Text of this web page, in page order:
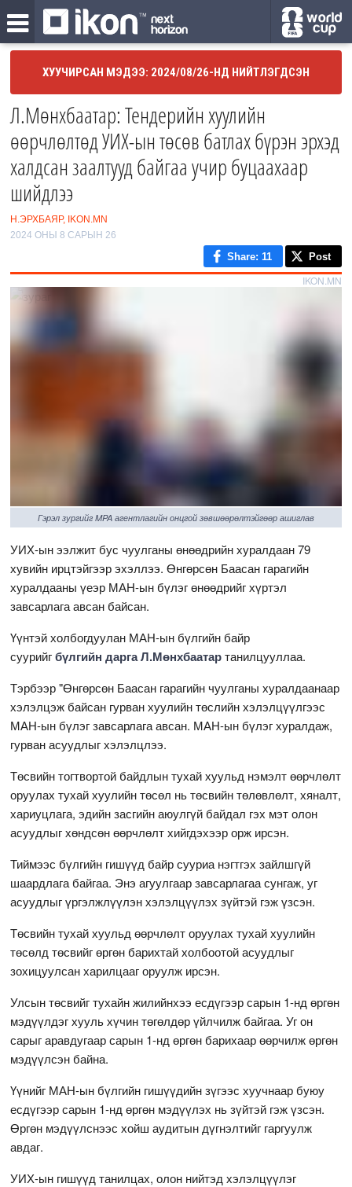
ХУУЧИРСАН МЭДЭЭ: 2024/08/26-НД НИЙТЛЭГДСЭН
Л.Мөнхбаатар: Тендерийн хуулийн
өөрчлөлтөд УИХ-ын төсөв батлах бүрэн эрхэд
халдсан заалтууд байгаа учир буцаахаар
шийдлээ
Н.ЭРХБАЯР, IKON.MN
2024 ОНЫ 8 САРЫН 26
Share: 11 Post
IKON.MN
Гэрэл зургийг MPA агентлагийн онцгой зөвшөөрөлтэйгөөр ашиглав
УИХ-ын ээлжит бус чуулганы өнөөдрийн хуралдаан 79
хувийн ирцтэйгээр эхэллээ. Өнгөрсөн Баасан гарагийн
хуралдааны үеэр МАН-ын бүлэг өнөөдрийг хүртэл
завсарлага авсан байсан.
Үүнтэй холбогдуулан МАН-ын бүлгийн байр
суурийгбүлгийн дарга Л.Мөнхбаатартанилцууллаа.
Тэрбээр "Өнгөрсөн Баасан гарагийн чуулганы хуралдаанаар
хэлэлцэж байсан гурван хуулийн төслийн хэлэлцүүлгээс
МАН-ын бүлэг завсарлага авсан. МАН-ын бүлэг хуралдаж,
гурван асуудлыг хэлэлцлээ.
Төсвийн тогтвортой байдлын тухай хуульд нэмэлт өөрчлөлт
оруулах тухай хуулийн төсөл нь төсвийн төлөвлөлт, хяналт,
хариуцлага, эдийн засгийн аюулгүй байдал гэх мэт олон
асуудлыг хөндсөн өөрчлөлт хийгдэхээр орж ирсэн.
Тиймээс бүлгийн гишүүд байр сууриа нэгтгэх зайлшгүй
шаардлага байгаа. Энэ агуулгаар завсарлагаа сунгаж, уг
асуудлыг үргэлжлүүлэн хэлэлцүүлэх зүйтэй гэж үзсэн.
Төсвийн тухай хуульд өөрчлөлт оруулах тухай хуулийн
төсөлд төсвийг өргөн барихтай холбоотой асуудлыг
зохицуулсан харилцааг оруулж ирсэн.
Улсын төсвийг тухайн жилийнхээ есдүгээр сарын 1-нд өргөн
мэдүүлдэг хууль хүчин төгөлдөр үйлчилж байгаа. Уг он
сарыг аравдугаар сарын 1-нд өргөн барихаар өөрчилж өргөн
мэдүүлсэн байна.
Үүнийг МАН-ын бүлгийн гишүүдийн зүгээс хуучнаар буюу
есдүгээр сарын 1-нд өргөн мэдүүлэх нь зүйтэй гэж үзсэн.
Өргөн мэдүүлснээс хойш аудитын дүгнэлтийг гаргуулж
авдаг.
УИХ-ын гишүүд танилцах, олон нийтэд хэлэлцүүлэг